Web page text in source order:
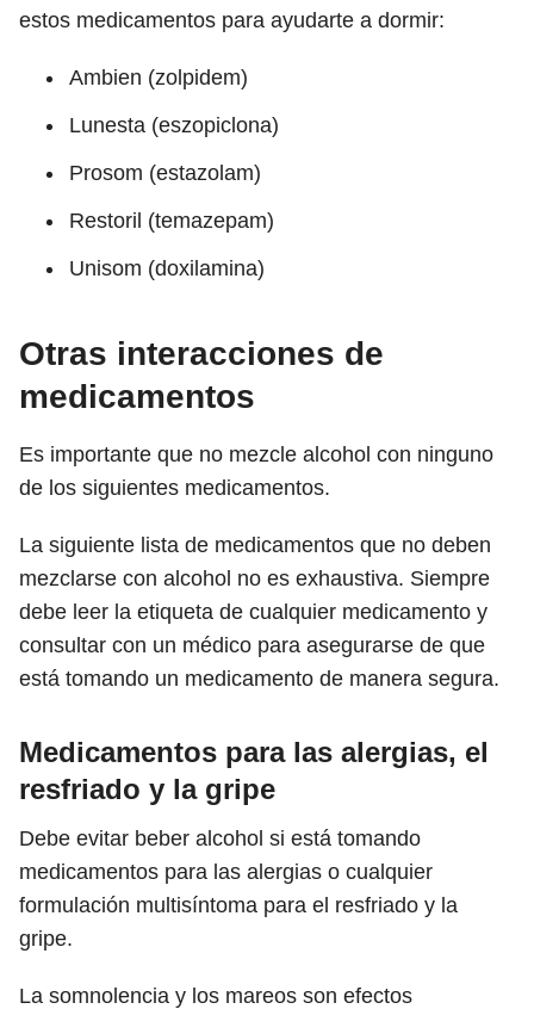
estos medicamentos para ayudarte a dormir:
Ambien (zolpidem)
Lunesta (eszopiclona)
Prosom (estazolam)
Restoril (temazepam)
Unisom (doxilamina)
Otras interacciones de
medicamentos
Es importante que no mezcle alcohol con ninguno
de los siguientes medicamentos.
La siguiente lista de medicamentos que no deben
mezclarse con alcohol no es exhaustiva. Siempre
debe leer la etiqueta de cualquier medicamento y
consultar con un médico para asegurarse de que
está tomando un medicamento de manera segura.
Medicamentos para las alergias, el
resfriado y la gripe
Debe evitar beber alcohol si está tomando
medicamentos para las alergias o cualquier
formulación multisíntoma para el resfriado y la
gripe.
La somnolencia y los mareos son efectos